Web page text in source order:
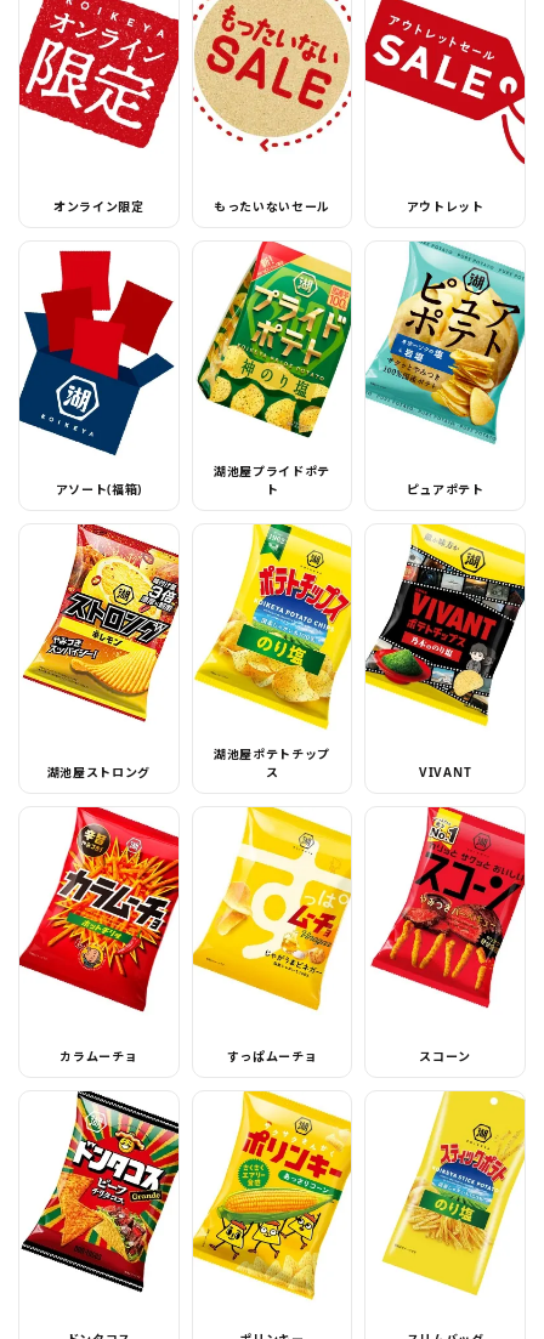
オンライン限定 もったいないセール アウトレット
アソート(福箱)
湖池屋プライドポテ
ト
ピュアポテト
湖池屋ストロング
湖池屋ポテトチップ
ス
VIVANT
カラムーチョ すっぱムーチョ スコーン